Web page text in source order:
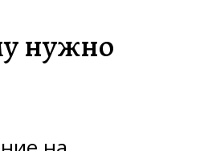
нужно